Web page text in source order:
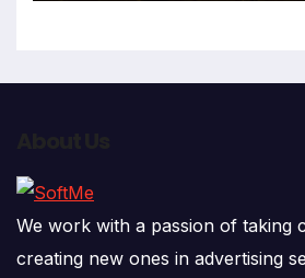
We work with a passion of taking
creating new ones in advertising